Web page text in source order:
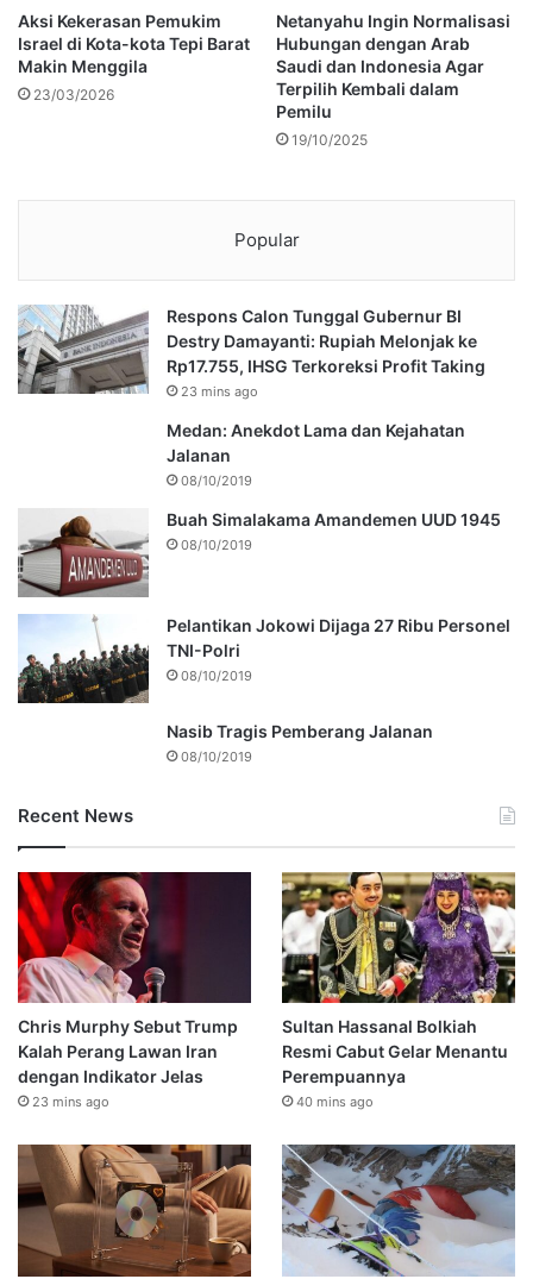
Aksi Kekerasan Pemukim
Israel di Kota-kota Tepi Barat
Makin Menggila
23/03/2026
Netanyahu Ingin Normalisasi
Hubungan dengan Arab
Saudi dan Indonesia Agar
Terpilih Kembali dalam
Pemilu
19/10/2025
Popular
Respons Calon Tunggal Gubernur BI
Destry Damayanti: Rupiah Melonjak ke
Rp17.755, IHSG Terkoreksi Profit Taking
23 mins ago
Medan: Anekdot Lama dan Kejahatan
Jalanan
08/10/2019
Buah Simalakama Amandemen UUD 1945
08/10/2019
Pelantikan Jokowi Dijaga 27 Ribu Personel
TNI-Polri
08/10/2019
Nasib Tragis Pemberang Jalanan
08/10/2019
Recent News
Chris Murphy Sebut Trump
Kalah Perang Lawan Iran
dengan Indikator Jelas
23 mins ago
Sultan Hassanal Bolkiah
Resmi Cabut Gelar Menantu
Perempuannya
40 mins ago